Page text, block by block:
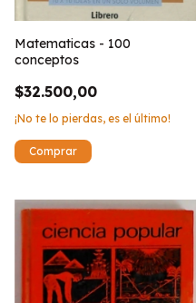
Matematicas - 100
conceptos
$32.500,00
¡No te lo pierdas, es el último!